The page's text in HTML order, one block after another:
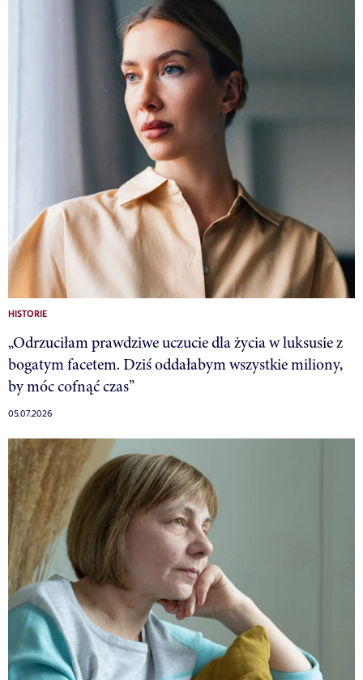
HISTORIE
„Odrzuciłam prawdziwe uczucie dla życia w luksusie z
bogatym facetem. Dziś oddałabym wszystkie miliony,
by móc cofnąć czas”
05.07.2026